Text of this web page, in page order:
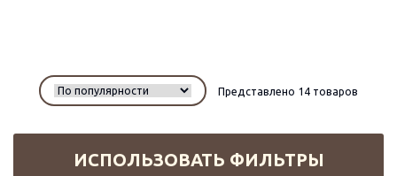
Представлено 14 товаров
ИСПОЛЬЗОВАТЬ ФИЛЬТРЫ